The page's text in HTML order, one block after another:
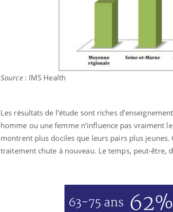
Source: IMS Health
Les résultats de l’étude sont riches
homme ou une femme n’influence pas vraiment
montrent plus dociles que leurs pairs plus jeunes.
traitement chute à nouveau. Le temps, peut-être,